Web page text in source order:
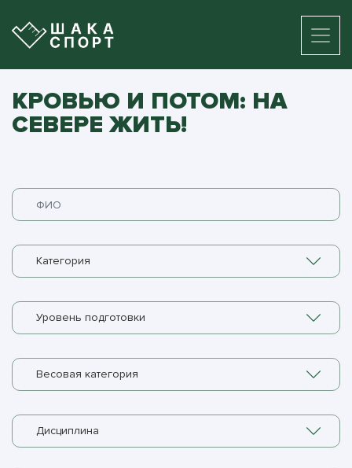
КРОВЬЮ И ПОТОМ: НА
СЕВЕРЕ ЖИТЬ!
Категория
Уровень подготовки
Весовая категория
Дисциплина